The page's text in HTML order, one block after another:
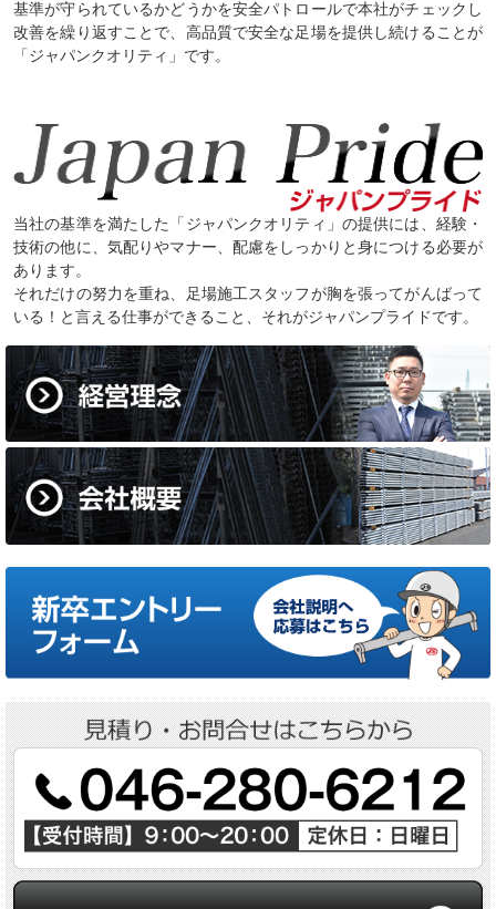
基準が守られているかどうかを安全パトロールで本社がチェックし
改善を繰り返すことで、高品質で安全な足場を提供し続けることが
「ジャパンクオリティ」です。
当社の基準を満たした「ジャパンクオリティ」の提供には、経験・
技術の他に、気配りやマナー、配慮をしっかりと身につける必要が
あります。
それだけの努力を重ね、足場施工スタッフが胸を張ってがんばって
いる！と言える仕事ができること、それがジャパンプライドです。